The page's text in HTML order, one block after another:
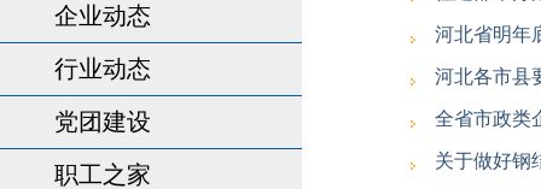
企业动态
行业动态
党团建设
职工之家
河北省明年
河北各市县
全省市政类
关于做好钢